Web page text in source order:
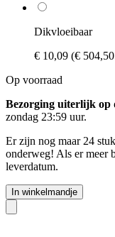
Dikvloeibaar
€ 10,09 (€
Op voorraad
Bezorging uiterlijk op
zondag 23:59 uur.
Er zijn nog maar 24
onderweg! Als er meer
leverdatum.
In winkelmandje